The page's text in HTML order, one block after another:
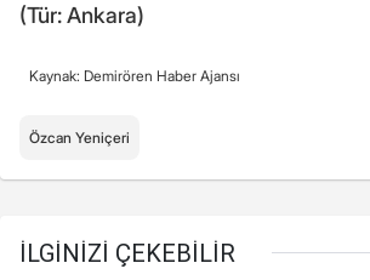
(Tür: Ankara)
Kaynak: Demirören Haber Ajansı
Özcan Yeniçeri